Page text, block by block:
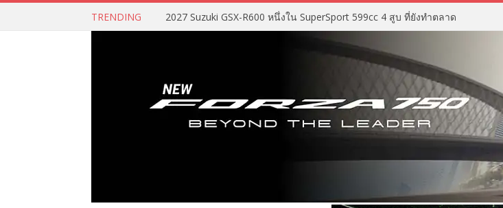
TRENDING 2027 Suzuki GSX-R600 หนึ่งใน SuperSport 599cc 4 สูบ ที่ยังทำตลาด